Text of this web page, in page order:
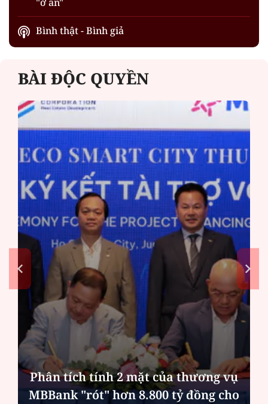
Bình thật - Bình giả
BÀI ĐỘC QUYỀN
Phân tích tính 2 mặt của thương vụ
MBBank "rót" hơn 8.800 tỷ đồng cho